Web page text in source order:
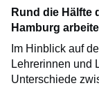
Rund die Hälfte
Hamburg
Im Hinblick auf
Lehrerinnen und
Unterschiede